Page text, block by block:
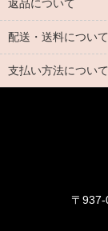
返品について
配送・送料について
支払い方法について
〒